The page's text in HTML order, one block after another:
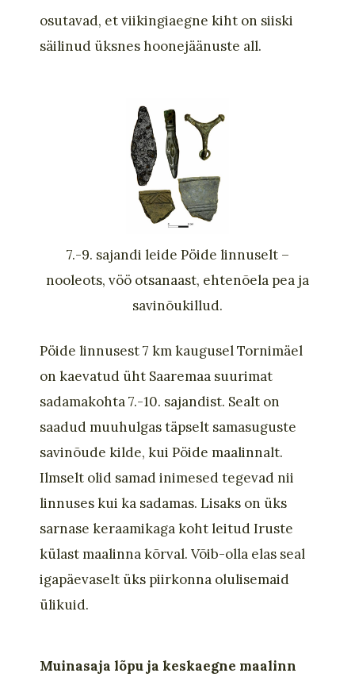
osutavad, et viikingiaegne kiht on siiski
säilinud üksnes hoonejäänuste all.
7.-9. sajandi leide Pöide linnuselt –
nooleots, vöö otsanaast, ehtenõela pea ja
savinõukillud.
Pöide linnusest 7 km kaugusel Tornimäel
on kaevatud üht Saaremaa suurimat
sadamakohta 7.-10. sajandist. Sealt on
saadud muuhulgas täpselt samasuguste
savinõude kilde, kui Pöide maalinnalt.
Ilmselt olid samad inimesed tegevad nii
linnuses kui ka sadamas. Lisaks on üks
sarnase keraamikaga koht leitud Iruste
külast maalinna kõrval. Võib-olla elas seal
igapäevaselt üks piirkonna olulisemaid
ülikuid.
Muinasaja lõpu ja keskaegne maalinn